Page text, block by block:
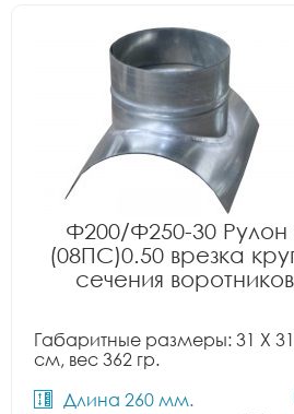
Ф200/Ф250-30 Рулон
(08ПС)0.50 врезка
сечения
Габаритные размеры: 31 X
см, вес 362 гр.
Длина 260 мм.